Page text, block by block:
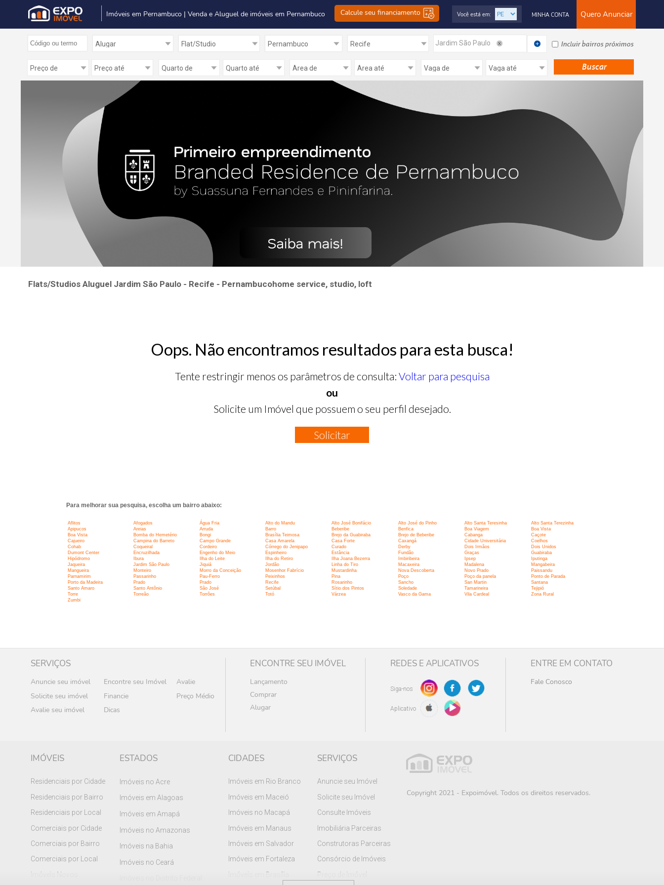
Imóveis em Pernambuco | Venda e Aluguel de imóveis em Pernambuco Calcule seu financiamento Quero Anunciar
MINHA CONTA
Você está em:
Jardim São Paulo Incluir bairros próximos
Flats/Studios Aluguel Jardim São Paulo - Recife - Pernambucohome service, studio, loft
Oops. Não encontramos resultados para esta busca!
Tente restringir menos os parâmetros de consulta: Voltar para pesquisa
ou
Solicite um Imóvel que possuem o seu perfil desejado.
Solicitar
Para melhorar sua pesquisa, escolha um bairro abaixo:
Aflitos Afogados Água Fria Alto do Mandu Alto José Bonifácio Alto José do Pinho Alto Santa Teresinha
Alto Santa Terezinha
Apipucos
Areias Arruda Barro Beberibe Benfica Boa Viagem
Boa Vista
Boa Vista
Bomba do Hemetério Bongi Brasília Teimosa Brejo da Guabiraba Brejo de Beberibe Cabanga
Caçote
Cajueiro
Campina do Barreto Campo Grande Casa Amarela Casa Forte Caxangá Cidade Universitária
Coelhos
Cohab
Coqueiral Cordeiro Córrego do Jenipapo Curado Derby Dois Irmãos
Dois Unidos
Dumont Center
Encruzilhada Engenho do Meio Espinheiro Estância Fundão Graças
Guabiraba
Hipódromo
Ibura Ilha do Leite Ilha do Retiro Ilha Joana Bezerra Imbiribeira Ipsep
Iputinga
Jaqueira
Jardim São Paulo Jiquiá Jordão Linha do Tiro Macaxeira Madalena
Mangabeira
Mangueira
Monteiro Morro da Conceição Mosenhor Fabrício Mustardinha Nova Descoberta Novo Prado
Paissandu
Parnamirim
Passarinho Pau-Ferro Peixinhos Pina Poço Poço da panela
Ponto de Parada
Porto da Madeira
Prado Prado Recife Rosarinho Sancho San Martin
Santana
Santo Amaro
Santo Antônio São José Setúbal Sítio dos Pintos Soledade Tamarineira
Tejipió
Torre
Torreão Torrões Totó Várzea Vasco da Gama Vila Cardeal
Zona Rural
Zumbi
SERVIÇOS
Anuncie seu imóvel Encontre seu Imóvel
Avalie
Solicite seu imóvel
Financie
Preço Médio
Avalie seu imóvel
Dicas
ENCONTRE SEU IMÓVEL
Lançamento
Comprar
Alugar
REDES E APLICATIVOS
Siga-nos
Aplicativo
ENTRE EM CONTATO
Fale Conosco
IMÓVEIS
Residenciais por Cidade
Residenciais por Bairro
Residenciais por Local
Comerciais por Cidade
Comerciais por Bairro
Comerciais por Local
Imóveis Novos
ESTADOS
Imóveis no Acre
Imóveis em Alagoas
Imóveis em Amapá
Imóveis no Amazonas
Imóveis na Bahia
Imóveis no Ceará
CIDADES
Imóveis em Rio Branco
Imóveis em Maceió
Imóveis no Macapá
Imóveis em Manaus
Imóveis em Salvador
Imóveis em Fortaleza
Imóveis em Brasília
SERVIÇOS
Anuncie seu Imóvel
Solicite seu Imóvel
Consulte Imóveis
Imobiliária Parceiras
Construtoras Parceiras
Consórcio de Imóveis
Preço de Imóvel
Copyright 2021 - Expoimóvel. Todos os direitos reservados.